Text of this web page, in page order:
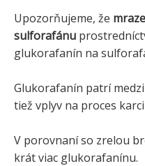
Upozorňujeme, že
sulforafánu
glukorafanín na
Glukorafanín patrí
tiež vplyv na proces
V porovnaní so zrelou
krát viac glukorafanínu.